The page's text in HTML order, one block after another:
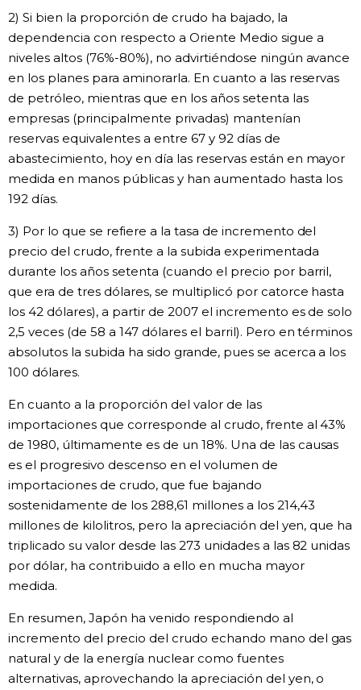
2) Si bien la proporción de crudo ha bajado, la
dependencia con respecto a Oriente Medio sigue a
niveles altos (76%-80%), no advirtiéndose ningún avance
en los planes para aminorarla. En cuanto a las reservas
de petróleo, mientras que en los años setenta las
empresas (principalmente privadas) mantenían
reservas equivalentes a entre 67 y 92 días de
abastecimiento, hoy en día las reservas están en mayor
medida en manos públicas y han aumentado hasta los
192 días.
3) Por lo que se refiere a la tasa de incremento del
precio del crudo, frente a la subida experimentada
durante los años setenta (cuando el precio por barril,
que era de tres dólares, se multiplicó por catorce hasta
los 42 dólares), a partir de 2007 el incremento es de solo
2,5 veces (de 58 a 147 dólares el barril). Pero en términos
absolutos la subida ha sido grande, pues se acerca a los
100 dólares.
En cuanto a la proporción del valor de las
importaciones que corresponde al crudo, frente al 43%
de 1980, últimamente es de un 18%. Una de las causas
es el progresivo descenso en el volumen de
importaciones de crudo, que fue bajando
sostenidamente de los 288,61 millones a los 214,43
millones de kilolitros, pero la apreciación del yen, que ha
triplicado su valor desde las 273 unidades a las 82 unidas
por dólar, ha contribuido a ello en mucha mayor
medida.
En resumen, Japón ha venido respondiendo al
incremento del precio del crudo echando mano del gas
natural y de la energía nuclear como fuentes
alternativas, aprovechando la apreciación del yen, o